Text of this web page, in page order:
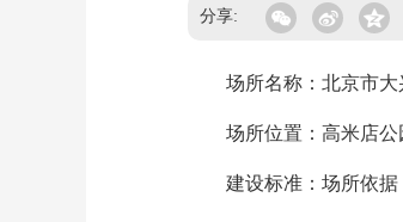
分享:
场所名称：北京市大
场所位置：高米店公
建设标准：场所依据《